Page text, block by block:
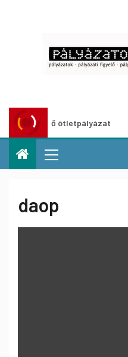
ötletpályázat
daop